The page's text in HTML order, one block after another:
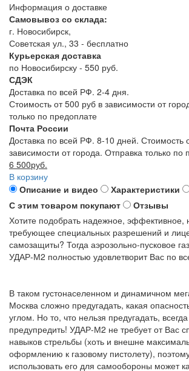
Информация о доставке
Самовывоз со склада:
г. Новосибирск,
Советская ул., 33 - бесплатно
Курьерская доставка
по Новосибирску - 550 руб.
СДЭК
Доставка по всей РФ. 2-4 дня.
Стоимость от 500 руб в зависимости от
только по предоплате
Почта России
Доставка по всей РФ. 8-10 дней. Стоимость
зависимости от города. Отправка только по
6 500руб.
В корзину
Описание и видео
Характеристики
С этим товаром покупают
Отзывы
Хотите подобрать надежное, эффективное,
требующее специальных разрешений и
самозащиты? Тогда аэрозольно-пусковое
УДАР-М2 полностью удовлетворит Вас по
В таком густонаселенном и динамичном
Москва сложно предугадать, какая
углом. Но то, что нельзя предугадать,
предупредить! УДАР-М2 не требует от Вас
навыков стрельбы (хоть и внешне
оформлению к газовому пистолету),
использовать его для самообороны может